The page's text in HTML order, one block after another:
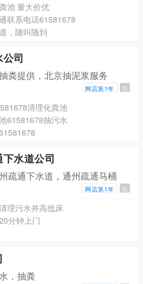
池 量大价优
联系电话61581678
，随叫随到
司
粪提供，北京抽泥浆服务
网店第1年 百
清理化粪池
61581678抽污水
水道公司
疏通下水道，通州疏通马桶
网店第1年 百
理污水井高低床
分钟上门
，抽粪